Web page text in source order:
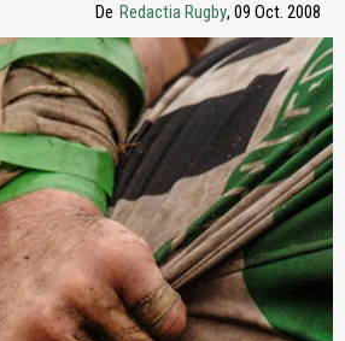
De Redactia Rugby, 09 Oct. 2008